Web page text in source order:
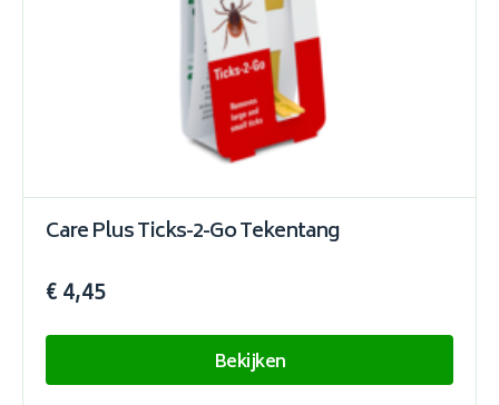
Care Plus Ticks-2-Go Tekentang
€ 4,45
Bekijken